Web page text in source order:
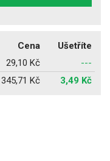
Cena
Ušetříte
29,10 Kč
---
345,71 Kč 3,49 Kč